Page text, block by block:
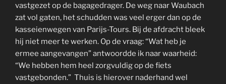
vastgezet op de bagagedrager. De weg naar Waubach
zat vol gaten, het schudden was veel erger dan op de
kasseienwegen van Parijs-Tours. Bij de afdracht bleek
hij niet meer te werken. Op de vraag: “Wat heb je
ermee aangevangen” antwoordde ik naar waarheid:
“We hebben hem heel zorgvuldig op de fiets
vastgebonden.” Thuis is hierover naderhand wel